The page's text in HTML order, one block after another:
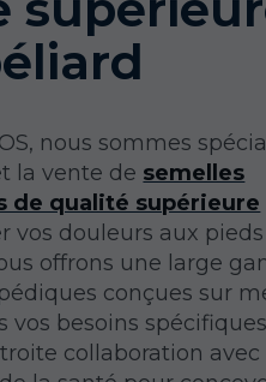
nous sommes
la vente de semelles
de qualité supérieure
vos douleurs aux pieds
offrons une large
conçues sur
vos besoins
collaboration avec